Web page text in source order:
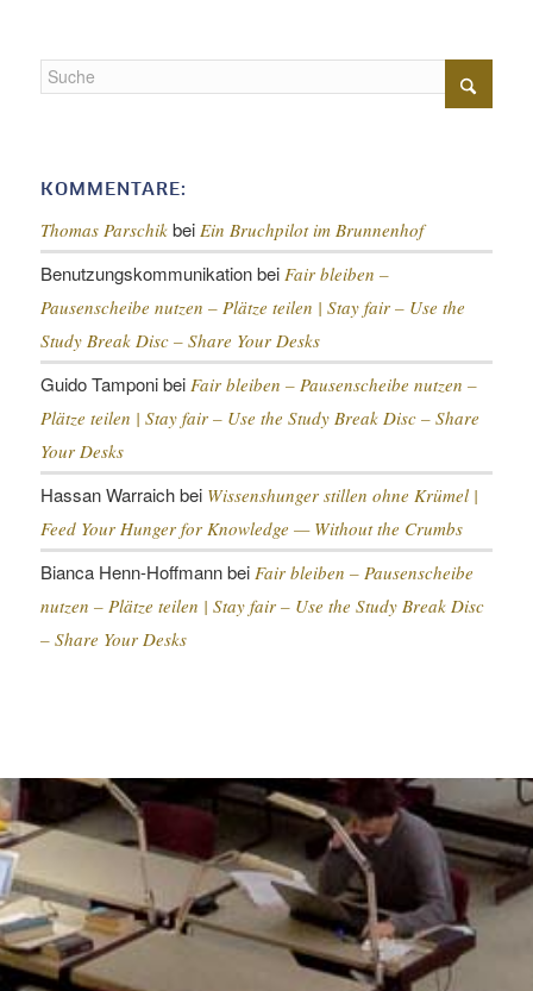
KOMMENTARE:
Thomas Parschikbei Ein Bruchpilot im Brunnenhof
Benutzungskommunikationbei Fair bleiben –
Pausenscheibe nutzen – Plätze teilen | Stay fair – Use the
Study Break Disc – Share Your Desks
Guido Tamponibei Fair bleiben – Pausenscheibe nutzen –
Plätze teilen | Stay fair – Use the Study Break Disc – Share
Your Desks
Hassan Warraichbei Wissenshunger stillen ohne Krümel |
Feed Your Hunger for Knowledge — Without the Crumbs
Bianca Henn-Hoffmannbei Fair bleiben – Pausenscheibe
nutzen – Plätze teilen | Stay fair – Use the Study Break Disc
– Share Your Desks